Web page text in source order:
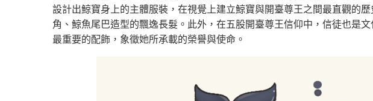
設計出鯨寶身上的主體服裝，在視覺上建立鯨寶與開臺尊王之間最直觀的
角、鯨魚尾巴造型的飄逸長髮。此外，在五股開臺尊王信仰中，信徒也是
最重要的配飾，象徵她所承載的榮譽與使命。